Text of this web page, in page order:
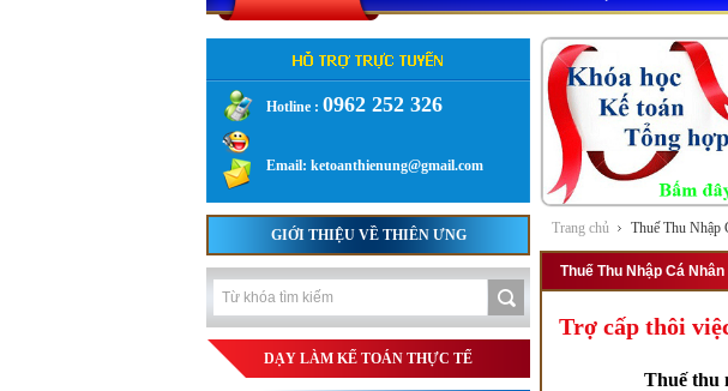
Trang chủ Thuế Thu Nhập
Thuế Thu Nhập Cá Nhân
Trợ cấp thôi
Thuế thu
Hotline : 0962 252 326
.
Email: ketoanthienung@gmail.com
GIỚI THIỆU VỀ THIÊN ƯNG
DẠY LÀM KẾ TOÁN THỰC TẾ